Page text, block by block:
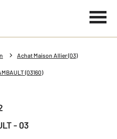
Achat Maison Allier (03)
(03160)
- 03